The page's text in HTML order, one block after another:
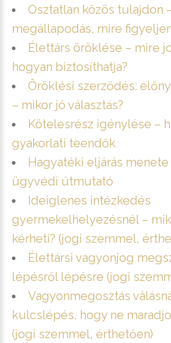
Osztatlan közös tulajdon
megállapodás, mire
Élettárs öröklése – mire
hogyan biztosíthatja?
Öröklési szerződés:
– mikor jó választás?
Kötelesrész igénylése –
gyakorlati teendők
Hagyatéki eljárás
ügyvédi útmutató
Ideiglenes intézkedés
gyermekelhelyezésnél –
kérheti? (jogi szemmel,
Élettársi vagyonjog
lépésről lépésre (jogi
Vagyonmegosztás
kulcslépés, hogy ne
(jogi szemmel, érthetően)